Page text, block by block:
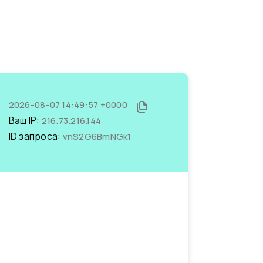
2026-08-07 14:49:57 +0000
Ваш IP: 216.73.216.144
ID запроса: vnS2G6BmNGk1